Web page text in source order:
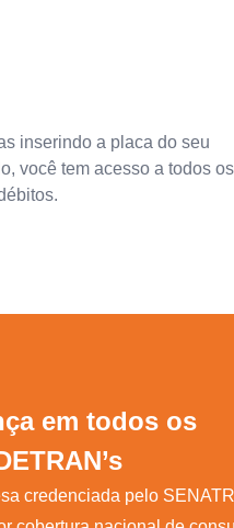
inserindo a placa do seu
você tem acesso a todos os
em todos os
credenciada pelo